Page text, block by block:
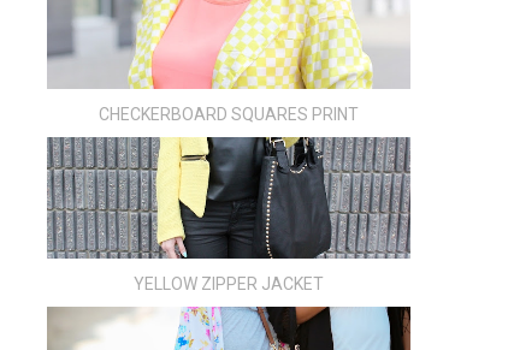
CHECKERBOARD SQUARES PRINT
YELLOW ZIPPER JACKET